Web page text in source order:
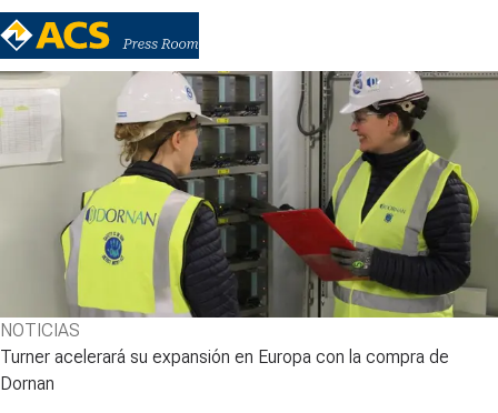
NOTICIAS
Turner acelerará su expansión en Europa con la compra de
Dornan